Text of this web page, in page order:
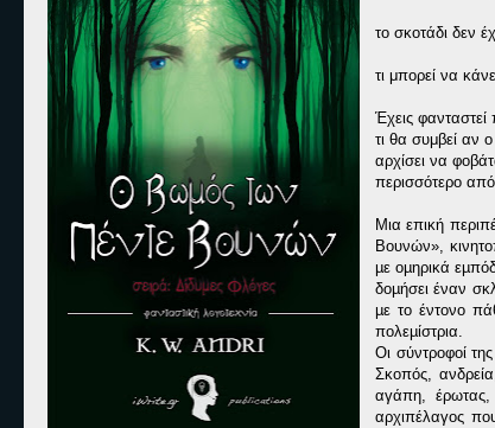
το σκοτάδι δεν
τι μπορεί να
Έχεις φανταστεί
τι θα συμβεί αν
αρχίσει να
περισσότερο
Μια επική
Βουνών»,
µε οµηρικά
δοµήσει έναν
µε το έντονο
πολεµίστρια.
Οι σύντροφοί
Σκοπός,
αγάπη, έρωτας,
αρχιπέλαγος